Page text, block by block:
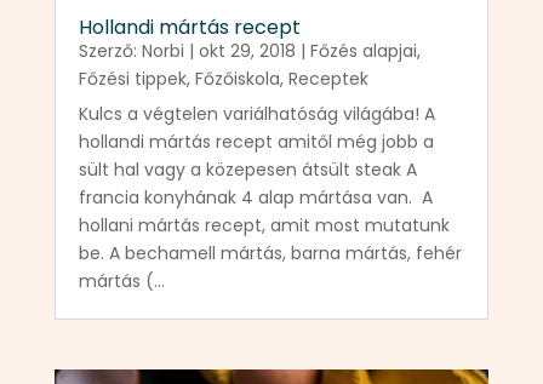
Hollandi mártás recept
Szerző: Norbi | okt 29, 2018 | Főzés alapjai,
Főzési tippek, Főzőiskola, Receptek
Kulcs a végtelen variálhatóság világába! A
hollandi mártás recept amitől még jobb a
sült hal vagy a közepesen átsült steak A
francia konyhának 4 alap mártása van. A
hollani mártás recept, amit most mutatunk
be. A bechamell mártás, barna mártás, fehér
mártás (...